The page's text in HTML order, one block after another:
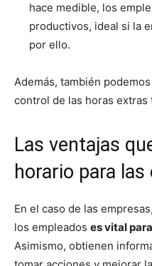
hace medible, los
productivos, ideal si la
por ello.
Además, también
control de las horas extras
Las ventajas
horario para
En el caso de las
los empleados es vital
Asimismo, obtienen